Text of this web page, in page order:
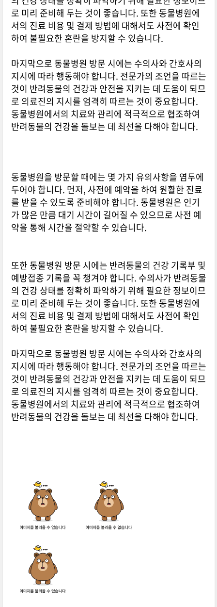
로 미리 준비해 두는 것이 좋습니다. 또한 동물병원에
서의 진료 비용 및 결제 방법에 대해서도 사전에 확인
하여 불필요한 혼란을 방지할 수 있습니다.
마지막으로 동물병원 방문 시에는 수의사와 간호사의
지시에 따라 행동해야 합니다. 전문가의 조언을 따르는
것이 반려동물의 건강과 안전을 지키는 데 도움이 되므
로 의료진의 지시를 엄격히 따르는 것이 중요합니다.
동물병원에서의 치료와 관리에 적극적으로 협조하여
반려동물의 건강을 돌보는 데 최선을 다해야 합니다.
동물병원을 방문할 때에는 몇 가지 유의사항을 염두에
두어야 합니다. 먼저, 사전에 예약을 하여 원활한 진료
를 받을 수 있도록 준비해야 합니다. 동물병원은 인기
가 많은 만큼 대기 시간이 길어질 수 있으므로 사전 예
약을 통해 시간을 절약할 수 있습니다.
또한 동물병원 방문 시에는 반려동물의 건강 기록부 및
예방접종 기록을 꼭 챙겨야 합니다. 수의사가 반려동물
의 건강 상태를 정확히 파악하기 위해 필요한 정보이므
로 미리 준비해 두는 것이 좋습니다. 또한 동물병원에
서의 진료 비용 및 결제 방법에 대해서도 사전에 확인
하여 불필요한 혼란을 방지할 수 있습니다.
마지막으로 동물병원 방문 시에는 수의사와 간호사의
지시에 따라 행동해야 합니다. 전문가의 조언을 따르는
것이 반려동물의 건강과 안전을 지키는 데 도움이 되므
로 의료진의 지시를 엄격히 따르는 것이 중요합니다.
동물병원에서의 치료와 관리에 적극적으로 협조하여
반려동물의 건강을 돌보는 데 최선을 다해야 합니다.